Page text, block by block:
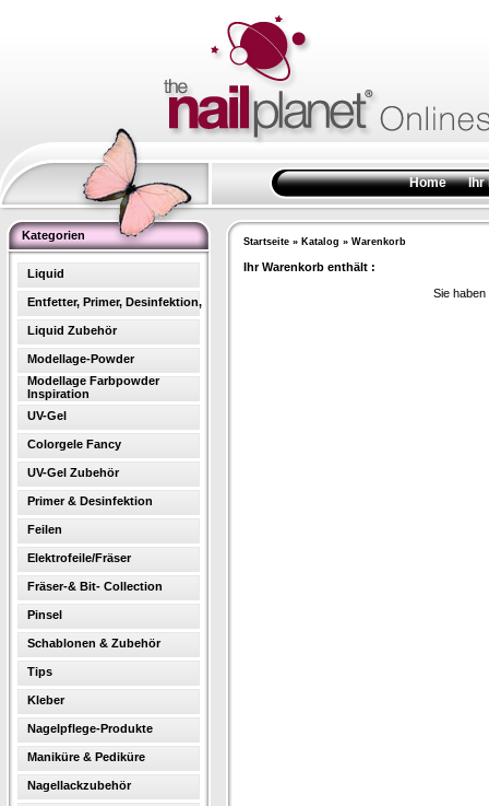
Home Ihr
Kategorien
Liquid
Entfetter, Primer, Desinfektion,
Liquid Zubehör
Modellage-Powder
Modellage Farbpowder
Inspiration
UV-Gel
Colorgele Fancy
UV-Gel Zubehör
Primer & Desinfektion
Feilen
Elektrofeile/Fräser
Fräser-& Bit- Collection
Pinsel
Schablonen & Zubehör
Tips
Kleber
Nagelpflege-Produkte
Maniküre & Pediküre
Nagellackzubehör
Startseite » Katalog » Warenkorb
Ihr Warenkorb enthält :
Sie